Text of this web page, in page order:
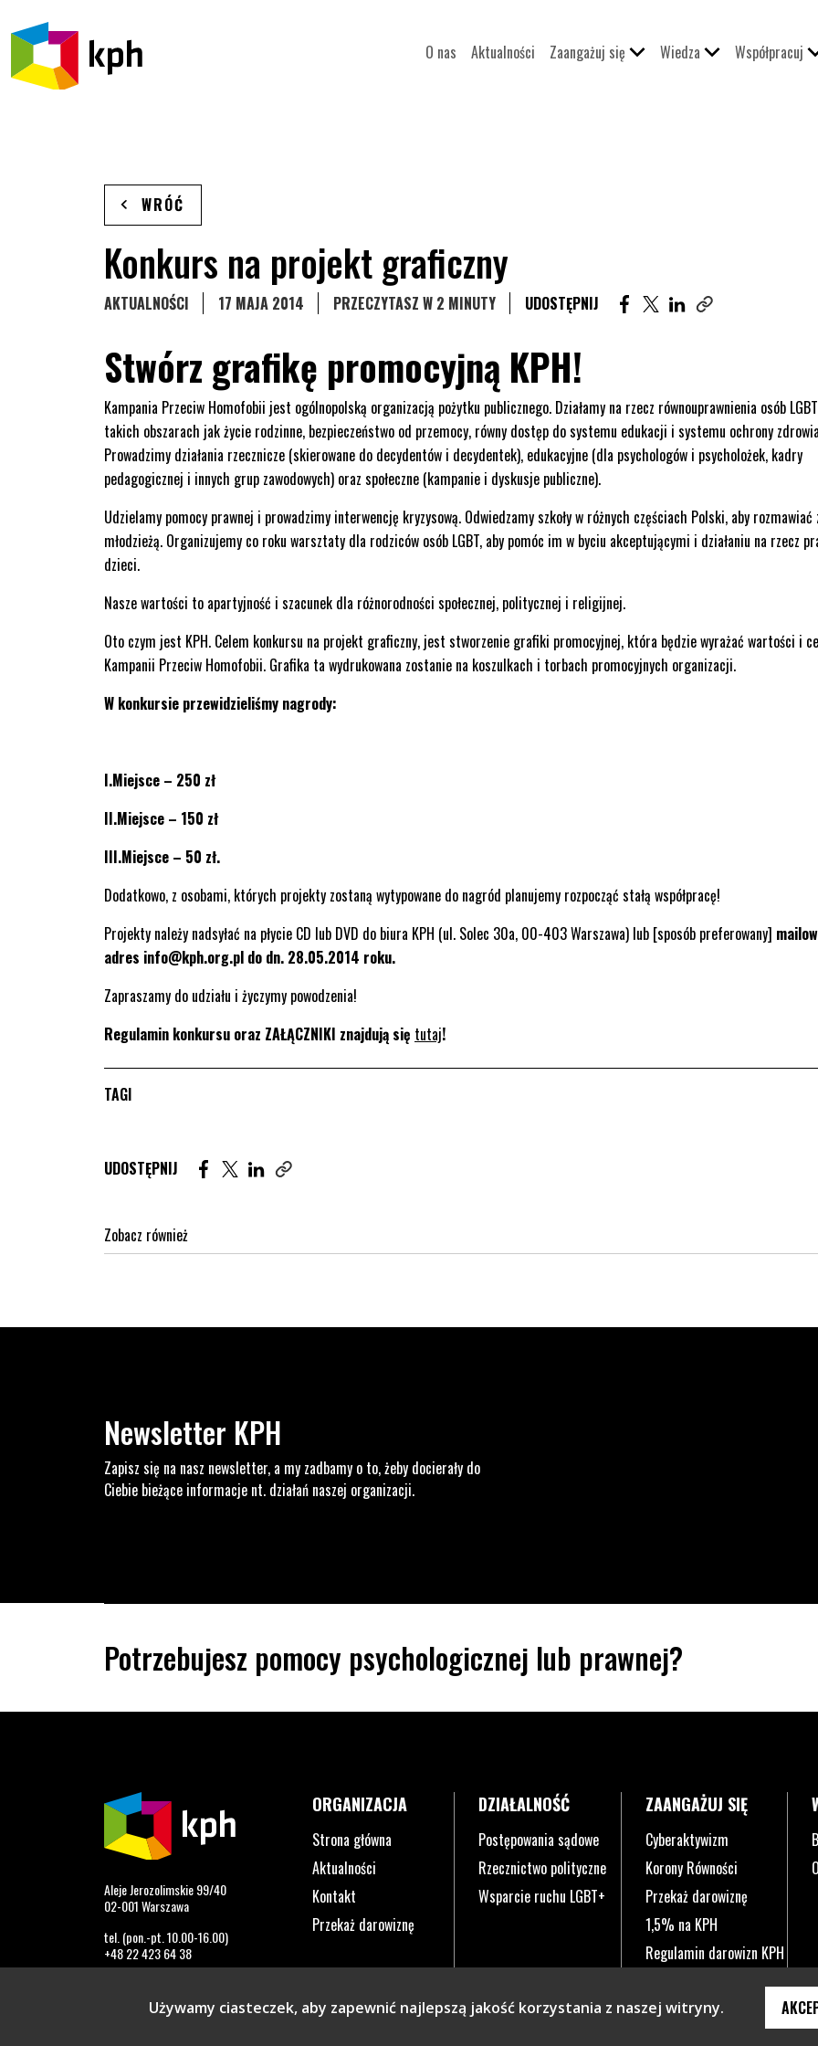
PRZEJDŹ DO TREŚCI
O nas Aktualności Zaangażuj się Wiedza Współpracuj
WRÓĆ
Konkurs na projekt graficzny
STRONA KATEGORII WPISÓW
AKTUALNOŚCI 17 MAJA 2014 PRZECZYTASZ W 2 MINUTY UDOSTĘPNIJ UDOSTĘPNIJ ARTYKUŁ NA
UDOSTĘPNIJ ARTYKUŁ
UDOSTĘPNIJ
Stwórz grafikę promocyjną KPH!
Kampania Przeciw Homofobii jest ogólnopolską organizacją pożytku publicznego. Działamy na rzecz równouprawnienia osób
takich obszarach jak życie rodzinne, bezpieczeństwo od przemocy, równy dostęp do systemu edukacji i systemu ochrony
Prowadzimy działania rzecznicze (skierowane do decydentów i decydentek), edukacyjne (dla psychologów i psycholożek, kadry
pedagogicznej i innych grup zawodowych) oraz społeczne (kampanie i dyskusje publiczne).
Udzielamy pomocy prawnej i prowadzimy interwencję kryzysową. Odwiedzamy szkoły w różnych częściach Polski, aby rozmawiać
młodzieżą. Organizujemy co roku warsztaty dla rodziców osób LGBT, aby pomóc im w byciu akceptującymi i działaniu na rzecz
dzieci.
Nasze wartości to apartyjność i szacunek dla różnorodności społecznej, politycznej i religijnej.
Oto czym jest KPH. Celem konkursu na projekt graficzny, jest stworzenie grafiki promocyjnej, która będzie wyrażać wartości i
Kampanii Przeciw Homofobii. Grafika ta wydrukowana zostanie na koszulkach i torbach promocyjnych organizacji.
W konkursie przewidzieliśmy nagrody:
I.Miejsce – 250 zł
II.Miejsce – 150 zł
III.Miejsce – 50 zł.
Dodatkowo, z osobami, których projekty zostaną wytypowane do nagród planujemy rozpocząć stałą współpracę!
Projekty należy nadsyłać na płycie CD lub DVD do biura KPH (ul. Solec 30a, 00-403 Warszawa) lub [sposób preferowany]
adres info@kph.org.pl do dn. 28.05.2014 roku.
Zapraszamy do udziału i życzymy powodzenia!
Regulamin konkursu oraz ZAŁĄCZNIKI znajdują się tutaj!
TAGI
UDOSTĘPNIJ Udostępnij artykuł na Facebook. Strona otwiera się w nowym oknie.
Udostępnij artykuł na Twitter. Strona otwiera się w nowym oknie.
Udostępnij artykuł na Linkedin. Strona otwiera się w nowym oknie.
Zobacz również
Newsletter KPH
Zapisz się na nasz newsletter, a my zadbamy o to, żeby docierały do
Ciebie bieżące informacje nt. działań naszej organizacji.
Potrzebujesz pomocy psychologicznej lub prawnej?
Aleje Jerozolimskie 99/40
02-001 Warszawa
tel. (pon.-pt. 10.00-16.00)
+48 22 423 64 38
ORGANIZACJA
Strona główna
Aktualności
Kontakt
Przekaż darowiznę
DZIAŁALNOŚĆ
Postępowania sądowe
Rzecznictwo polityczne
Wsparcie ruchu LGBT+
ZAANGAŻUJ SIĘ
Cyberaktywizm
Korony Równości
Przekaż darowiznę
1,5% na KPH
Regulamin darowizn KPH
Używamy ciasteczek, aby zapewnić najlepszą jakość korzystania z naszej witryny.